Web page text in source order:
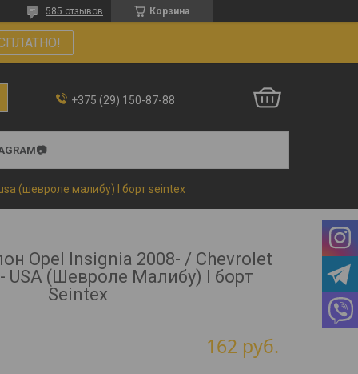
Корзина
585 отзывов
+375 (29) 150-87-88
(шевроле малибу) l борт seintex
Opel Insignia 2008- / Chevrolet
USA (Шевроле Малибу) l борт
Seintex
162 руб.